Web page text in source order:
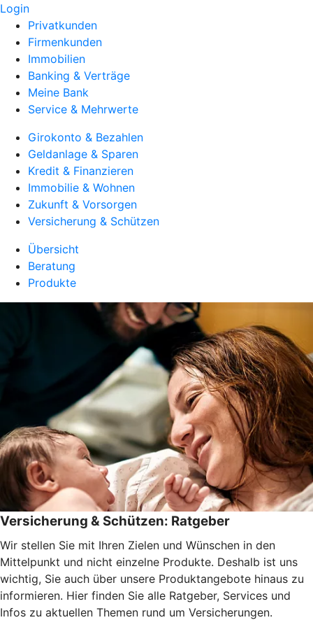
Login
Privatkunden
Firmenkunden
Immobilien
Banking & Verträge
Meine Bank
Service & Mehrwerte
Girokonto & Bezahlen
Geldanlage & Sparen
Kredit & Finanzieren
Immobilie & Wohnen
Zukunft & Vorsorgen
Versicherung & Schützen
Übersicht
Beratung
Produkte
Versicherung & Schützen: Ratgeber
Wir stellen Sie mit Ihren Zielen und Wünschen in den
Mittelpunkt und nicht einzelne Produkte. Deshalb ist uns
wichtig, Sie auch über unsere Produktangebote hinaus zu
informieren. Hier finden Sie alle Ratgeber, Services und
Infos zu aktuellen Themen rund um Versicherungen.